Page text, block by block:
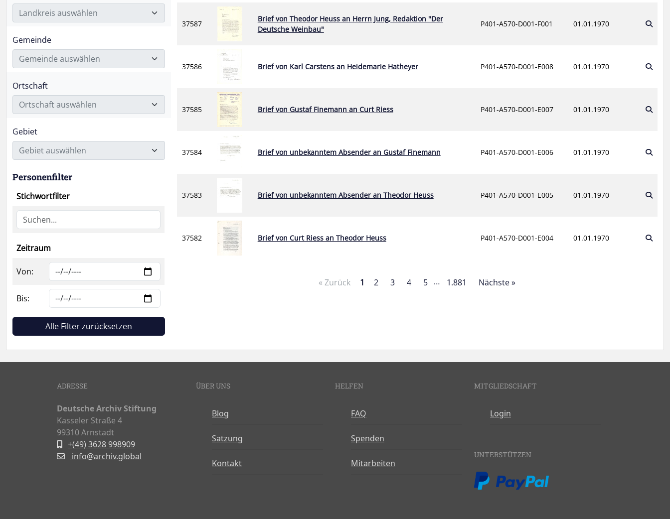
Landkreis auswählen
Gemeinde
Gemeinde auswählen
Ortschaft
Ortschaft auswählen
Gebiet
Gebiet auswählen
Personenfilter
Stichwortfilter
Zeitraum
Von:
Bis:
Alle Filter zurücksetzen
37587
Brief von Theodor Heuss an Herrn Jung, Redaktion "Der
Deutsche Weinbau"
P401-A570-D001-F001 01.01.1970
37586 Brief von Karl Carstens an Heidemarie Hatheyer P401-A570-D001-E008 01.01.1970
37585 Brief von Gustaf Finemann an Curt Riess P401-A570-D001-E007 01.01.1970
37584 Brief von unbekanntem Absender an Gustaf Finemann P401-A570-D001-E006 01.01.1970
37583 Brief von unbekanntem Absender an Theodor Heuss P401-A570-D001-E005 01.01.1970
37582 Brief von Curt Riess an Theodor Heuss P401-A570-D001-E004 01.01.1970
« Zurück 1 2 3 4 5 … 1.881 Nächste »
ADRESSE
Deutsche Archiv Stiftung
Kasseler Straße 4
99310 Arnstadt
+(49) 3628 998909
info@archiv.global
ÜBER UNS
Blog
Satzung
Kontakt
HELFEN
FAQ
Spenden
Mitarbeiten
MITGLIEDSCHAFT
Login
UNTERSTÜTZEN